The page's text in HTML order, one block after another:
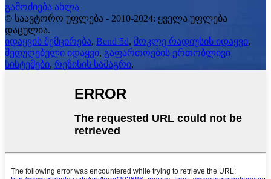
გამოძიება ახლა
© საავტორო უფლება - 2010-2024: ყველა უფლება
დაცულია.
იდაყვის შემცირება, Bend 5d, მოკლე რადიუსის იდაყვი,
შედუღებული იდაყვი, გაფართოების ერთობლივი
სისტემები, რეზინის სამაგრი,